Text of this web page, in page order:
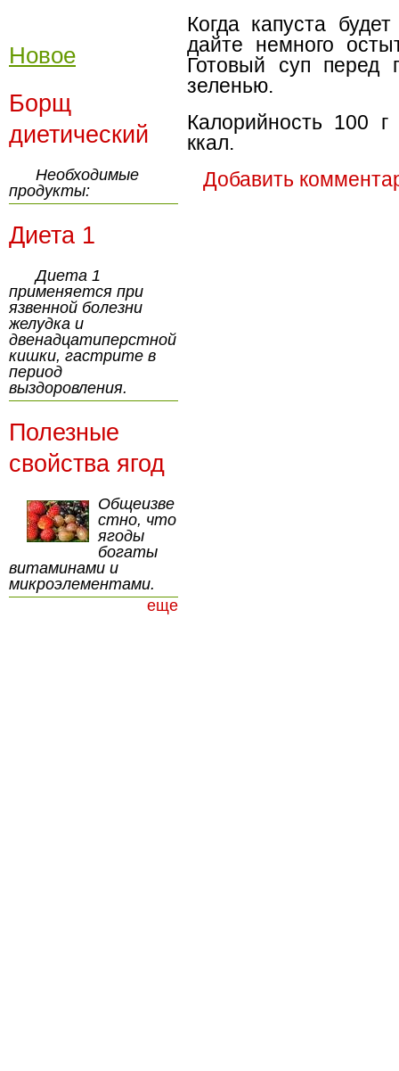
Когда капуста
дайте немного
Готовый суп перед
зеленью.
Калорийность 100
ккал.
Добавить
Новое
Борщ
диетический
Необходимые
продукты:
Диета 1
Диета 1
применяется при
язвенной болезни
желудка и
двенадцатиперстной
кишки, гастрите в
период
выздоровления.
Полезные
свойства ягод
Общеизве
стно, что
ягоды
богаты
витаминами и
микроэлементами.
еще